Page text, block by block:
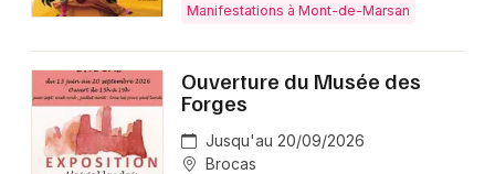
Manifestations à Mont-de-Marsan
Ouverture du Musée des
Forges
Jusqu'au 20/09/2026
Brocas